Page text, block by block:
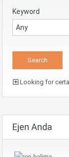
Keyword
Looking for
Ejen Anda